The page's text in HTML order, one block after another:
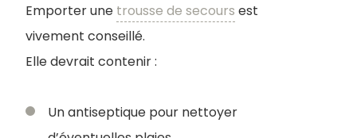
Emporter une trousse de secours est
vivement conseillé.
Elle devrait contenir :
Un antiseptique pour nettoyer